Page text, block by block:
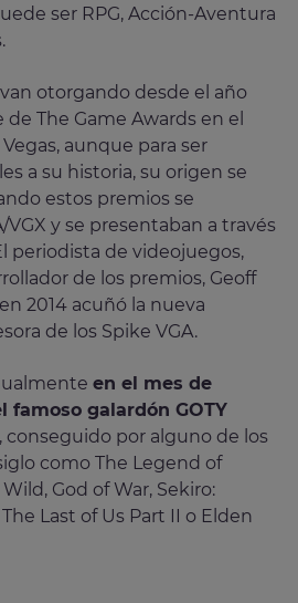
ser RPG, Acción-Aventura
otorgando desde el año
The Game Awards en el
aunque para ser
a su historia, su origen se
estos premios se
VGX y se presentaban a través
periodista de videojuegos,
de los premios, Geoff
2014 acuñó la nueva
de los Spike VGA.
en el mes de
famoso galardón GOTY
, conseguido por alguno de los
como The Legend of
God of War, Sekiro:
Last of Us Part II o Elden